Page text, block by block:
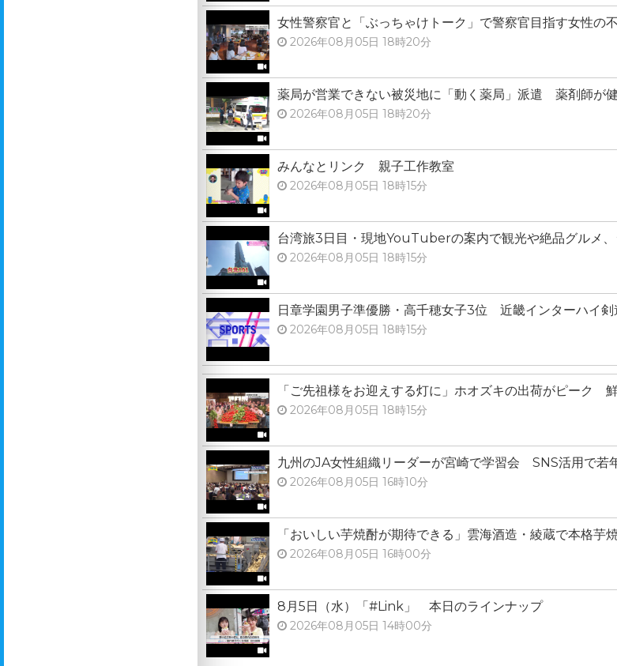
女性警察官と「ぶっちゃけトーク」で警察官目指す女性
2026年08月05日 18時20分
薬局が営業できない被災地に「動く薬局」派遣 薬剤師が
2026年08月05日 18時20分
みんなとリンク 親子工作教室
2026年08月05日 18時15分
台湾旅3日目・現地YouTuberの案内で観光や絶品グルメ、
2026年08月05日 18時15分
日章学園男子準優勝・高千穂女子3位 近畿インターハイ剣
2026年08月05日 18時15分
「ご先祖様をお迎えする灯に」ホオズキの出荷がピーク
2026年08月05日 18時15分
九州のJA女性組織リーダーが宮崎で学習会 SNS活用で若
2026年08月05日 16時10分
「おいしい芋焼酎が期待できる」雲海酒造・綾蔵で本格
2026年08月05日 16時00分
8月5日（水）「#Link」 本日のラインナップ
2026年08月05日 14時00分